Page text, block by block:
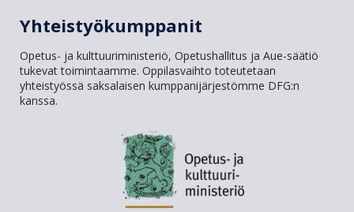
Yhteistyökumppanit
Opetus- ja kulttuuriministeriö, Opetushallitus ja Aue-säätiö
tukevat toimintaamme. Oppilasvaihto toteutetaan
yhteistyössä saksalaisen kumppanijärjestömme DFG:n
kanssa.